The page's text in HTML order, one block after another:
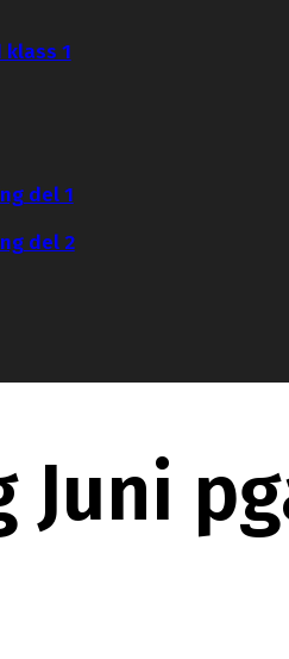
klass 1
del 1
del 2
Juni